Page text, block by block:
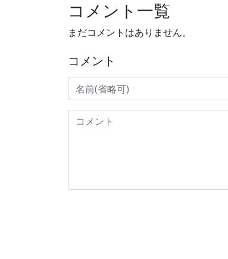
コメント一覧
まだコメントはありません。
コメント